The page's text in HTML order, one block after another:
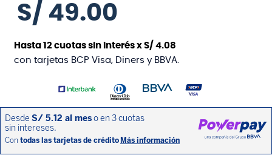
S/ 49.00
Hasta12 cuotas sin interés xS/ 4.08
con tarjetas BCP Visa, Diners y BBVA.